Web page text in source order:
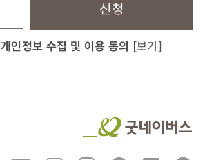
신청
개인정보 수집 및 이용 동의 [보기]